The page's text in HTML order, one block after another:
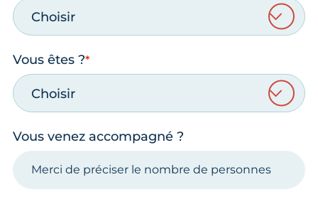
Choisir
Vous êtes ?
Choisir
Vous venez accompagné ?